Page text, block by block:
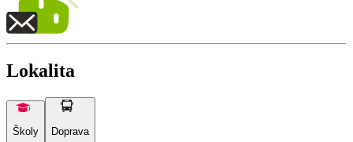
Lokalita
Školy Doprava